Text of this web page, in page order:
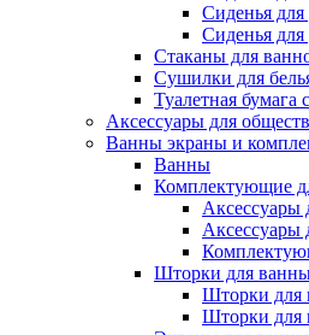
Сиденья
Сиденья
Стаканы для
Сушилки для
Туалетная бумага
Аксессуары для
Ванны экраны и
Ванны
Комплектующие
Аксессуары
Аксессуары
Шторки для
Шторки для
Шторки для